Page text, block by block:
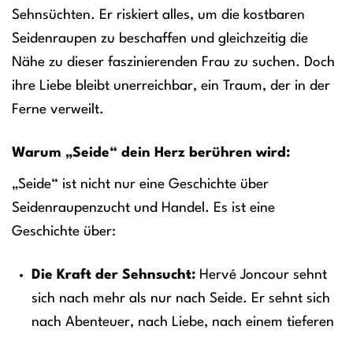
Sehnsüchten. Er riskiert alles, um die kostbaren
Seidenraupen zu beschaffen und gleichzeitig die
Nähe zu dieser faszinierenden Frau zu suchen. Doch
ihre Liebe bleibt unerreichbar, ein Traum, der in der
Ferne verweilt.
Warum „Seide“ dein Herz berühren wird:
„Seide“ ist nicht nur eine Geschichte über
Seidenraupenzucht und Handel. Es ist eine
Geschichte über:
Die Kraft der Sehnsucht:Hervé Joncour sehnt
sich nach mehr als nur nach Seide. Er sehnt sich
nach Abenteuer, nach Liebe, nach einem tieferen